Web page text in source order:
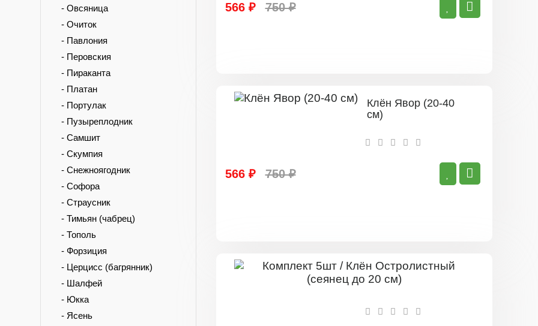
- Овсяница
- Очиток
- Павлония
- Перовския
- Пираканта
- Платан
- Портулак
- Пузыреплодник
- Самшит
- Скумпия
- Снежноягодник
- Софора
- Страусник
- Тимьян (чабрец)
- Тополь
- Форзиция
- Церцисс (багрянник)
- Шалфей
- Юкка
- Ясень
566 ₽ 750 ₽
Клён Явор (20-40
см)
566 ₽ 750 ₽